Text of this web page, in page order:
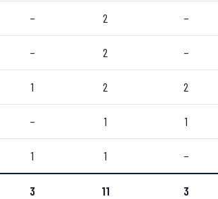
– 2 –
– 2 –
1 2 2
– 1 1
1 1 –
3 11 3